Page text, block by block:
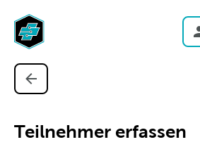
Teilnehmer erfassen